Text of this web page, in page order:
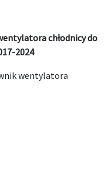
chłodnicy do
2024
wentylatora